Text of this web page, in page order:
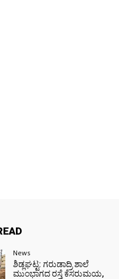
News
ಶಿಡ್ಲಘಟ್ಟ: ಗರುಡಾದ್ರಿ ಶಾಲೆ
ಮುಂಭಾಗದ ರಸ್ತೆ ಕೆಸರುಮಯ,